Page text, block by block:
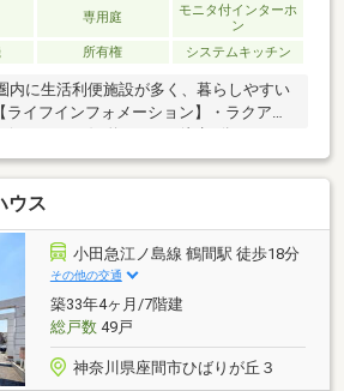
専用庭
モニタ付インターホ
ン
所有権 システムキッチン
に生活利便施設が多く、暮らしやすい
ライフインフォメーション】・ラクア
(Odakyu-OX)…約370ｍ（徒歩5分）・ペ
ダサガ…約440ｍ（徒歩6分）・相模台病
徒歩12分）・ビッグ・エー相模原相南
徒歩2分）・スーパー三和相模が丘店…
10分）・イトーヨーカドー相模原店…約
分）・相模が丘小学校…約1100ｍ（徒歩
中学校…約1200ｍ（徒歩15分）
ウス
小田急江ノ島線 鶴間駅 徒歩18分
その他の交通
築33年4ヶ月/7階建
総戸数49戸
神奈川県座間市ひばりが丘３